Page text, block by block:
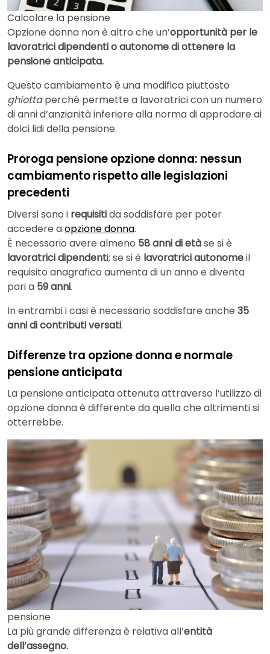
Calcolare la pensione
Opzione donna non è altro che un’opportunità per le
lavoratrici dipendenti o autonome di ottenere la
pensione anticipata.
Questo cambiamento è una modifica piuttosto
ghiottaperché permette a lavoratrici con un numero
di anni d’anzianità inferiore alla norma di approdare ai
dolci lidi della pensione.
Proroga pensione opzione donna: nessun
cambiamento rispetto alle legislazioni
precedenti
Diversi sono i requisitida soddisfare per poter
accedere aopzione donna.
È necessario avere almeno 58 anni di etàse si è
lavoratrici dipendenti; se si è lavoratrici autonomeil
requisito anagrafico aumenta di un anno e diventa
pari a 59 anni.
In entrambi i casi è necessario soddisfare anche 35
anni di contributi versati.
Differenze tra opzione donna e normale
pensione anticipata
La pensione anticipata ottenuta attraverso l’utilizzo di
opzione donna è differente da quella che altrimenti si
otterrebbe.
pensione
La più grande differenza è relativa all’entità
dell’assegno.